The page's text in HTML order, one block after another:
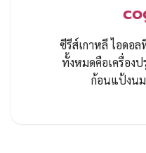
ซีรีส์เกาหลี ไอดอ
ทั้งหมดคือเครื่องป
ก้อนแป้งน